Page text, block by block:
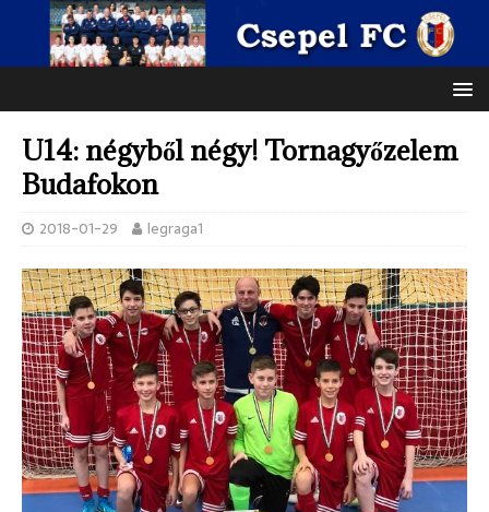
U14: négyből négy! Tornagyőzelem
Budafokon
2018-01-29 legraga1